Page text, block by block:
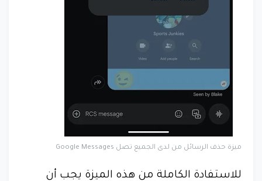
ميزة حذف الرسائل من لدى الجميع تصل Google Messages
للاستفادة الكاملة من هذه الميزة يجب أن